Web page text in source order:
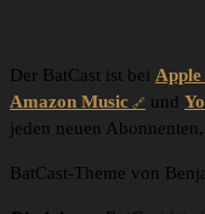
Der BatCast ist bei Apple
Amazon Music
und
jeden neuen
BatCast-Theme von